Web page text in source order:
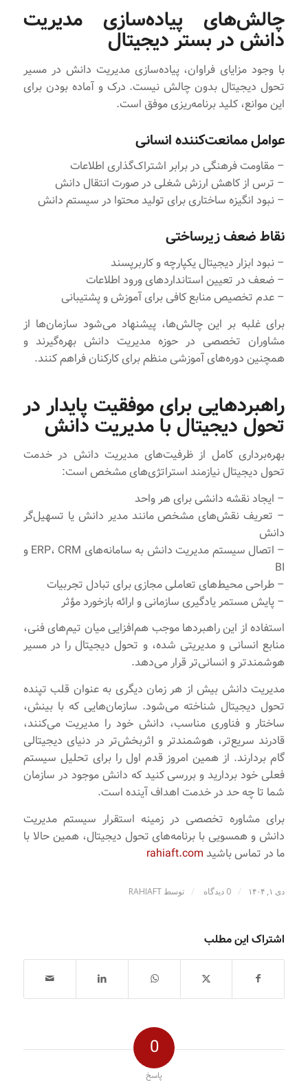
چالش‌های پیاده‌سازی مدیریت
دانش در بستر دیجیتال
با وجود مزایای فراوان، پیاده‌سازی مدیریت دانش در مسیر
تحول دیجیتال بدون چالش نیست. درک و آماده بودن برای
این موانع، کلید برنامه‌ریزی موفق است.
عوامل ممانعت‌کننده انسانی
– مقاومت فرهنگی در برابر اشتراک‌گذاری اطلاعات
– ترس از کاهش ارزش شغلی در صورت انتقال دانش
– نبود انگیزه ساختاری برای تولید محتوا در سیستم دانش
نقاط ضعف زیرساختی
– نبود ابزار دیجیتال یکپارچه و کاربرپسند
– ضعف در تعیین استانداردهای ورود اطلاعات
– عدم تخصیص منابع کافی برای آموزش و پشتیبانی
برای غلبه بر این چالش‌ها، پیشنهاد می‌شود سازمان‌ها از
مشاوران تخصصی در حوزه مدیریت دانش بهره‌گیرند و
همچنین دوره‌های آموزشی منظم برای کارکنان فراهم کنند.
راهبردهایی برای موفقیت پایدار در
تحول دیجیتال با مدیریت دانش
بهره‌برداری کامل از ظرفیت‌های مدیریت دانش در خدمت
تحول دیجیتال نیازمند استراتژی‌های مشخص است:
– ایجاد نقشه دانشی برای هر واحد
– تعریف نقش‌های مشخص مانند مدیر دانش یا تسهیل‌گر
دانش
– اتصال سیستم مدیریت دانش به سامانه‌های ERP، CRM و
BI
– طراحی محیط‌های تعاملی مجازی برای تبادل تجربیات
– پایش مستمر یادگیری سازمانی و ارائه بازخورد مؤثر
استفاده از این راهبردها موجب هم‌افزایی میان تیم‌های فنی،
منابع انسانی و مدیریتی شده، و تحول دیجیتال را در مسیر
هوشمندتر و انسانی‌تر قرار می‌دهد.
مدیریت دانش بیش از هر زمان دیگری به عنوان قلب تپنده
تحول دیجیتال شناخته می‌شود. سازمان‌هایی که با بینش،
ساختار و فناوری مناسب، دانش خود را مدیریت می‌کنند،
قادرند سریع‌تر، هوشمندتر و اثربخش‌تر در دنیای دیجیتالی
گام بردارند. از همین امروز قدم اول را برای تحلیل سیستم
فعلی خود بردارید و بررسی کنید که دانش موجود در سازمان
شما تا چه حد در خدمت اهداف آینده است.
برای مشاوره تخصصی در زمینه استقرار سیستم مدیریت
دانش و همسویی با برنامه‌های تحول دیجیتال، همین حالا با
ما در تماس باشید rahiaft.com
دی ۱, ۱۴۰۴ / 0 دیدگاه / توسط RAHIAFT
اشتراک این مطلب
0
پاسخ